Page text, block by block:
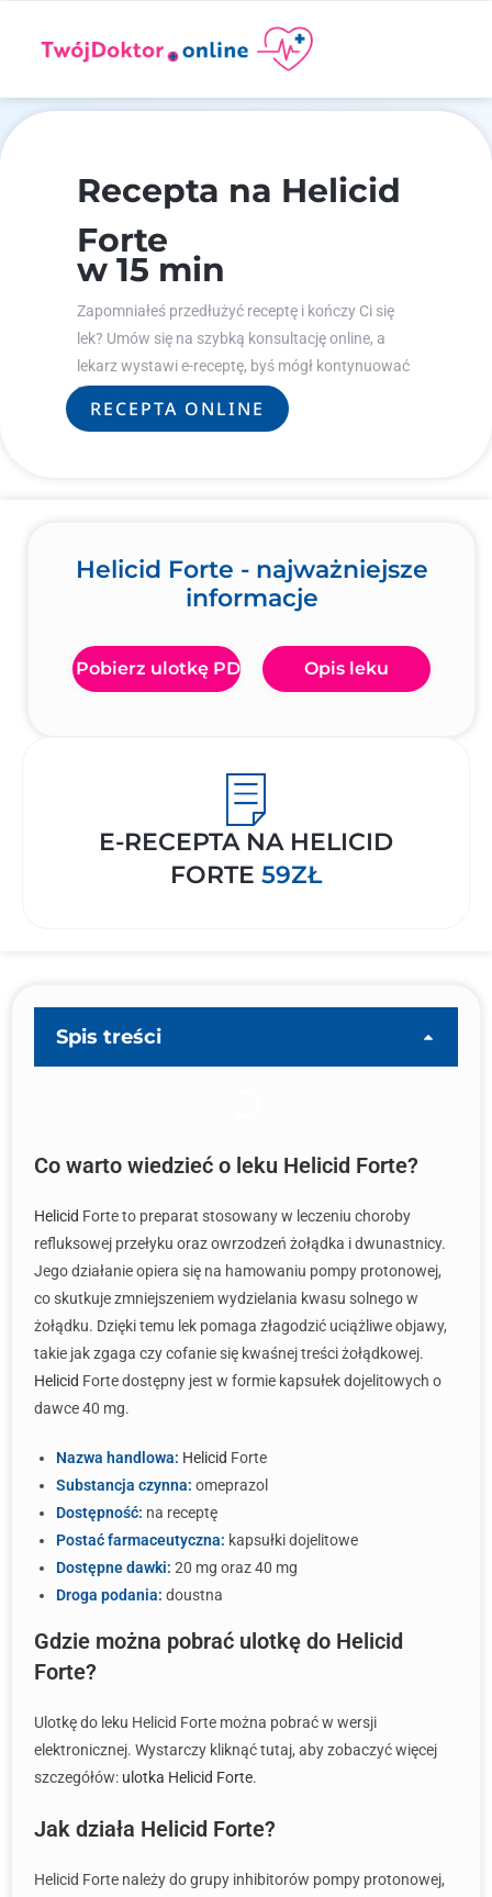
Recepta na Helicid
Forte
w 15 min
Zapomniałeś przedłużyć receptę i kończy Ci się
lek? Umów się na szybką konsultację online, a
lekarz wystawi e-receptę, byś mógł kontynuować
leczenie.
RECEPTA ONLINE
Helicid Forte - najważniejsze
informacje
Pobierz ulotkę PDF Opis leku
E-RECEPTA NA HELICID
FORTE 59ZŁ
Spis treści
Co warto wiedzieć o leku Helicid Forte?
Helicid Forte to preparat stosowany w leczeniu choroby
refluksowej przełyku oraz owrzodzeń żołądka i dwunastnicy.
Jego działanie opiera się na hamowaniu pompy protonowej,
co skutkuje zmniejszeniem wydzielania kwasu solnego w
żołądku. Dzięki temu lek pomaga złagodzić uciążliwe objawy,
takie jak zgaga czy cofanie się kwaśnej treści żołądkowej.
Helicid Forte dostępny jest w formie kapsułek dojelitowych o
dawce 40 mg.
Nazwa handlowa: Helicid Forte
Substancja czynna: omeprazol
Dostępność: na receptę
Postać farmaceutyczna: kapsułki dojelitowe
Dostępne dawki: 20 mg oraz 40 mg
Droga podania: doustna
Gdzie można pobrać ulotkę do Helicid
Forte?
Ulotkę do leku Helicid Forte można pobrać w wersji
elektronicznej. Wystarczy kliknąć tutaj, aby zobaczyć więcej
szczegółów: ulotka Helicid Forte.
Jak działa Helicid Forte?
Helicid Forte należy do grupy inhibitorów pompy protonowej,